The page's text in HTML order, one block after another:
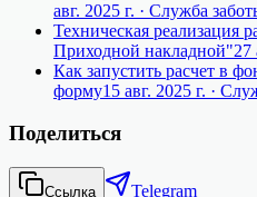
авг. 2025 г. · Служба
Техническая реализация
Приходной накладной"27
Как запустить расчет в
форму15 авг. 2025 г. ·
Поделиться
Ссылка
Telegram